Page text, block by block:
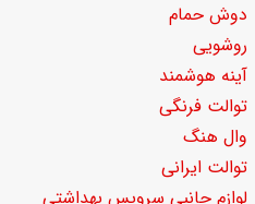
دوش حمام
روشویی
آینه هوشمند
توالت فرنگی
وال هنگ
توالت ایرانی
لوازم جانبی سرویس بهداشتی